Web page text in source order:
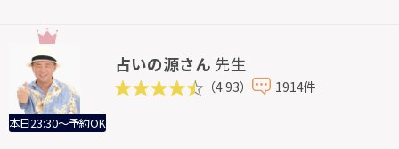
本日23:30～予約OK
占いの源さん 先生
（4.93） 1914件